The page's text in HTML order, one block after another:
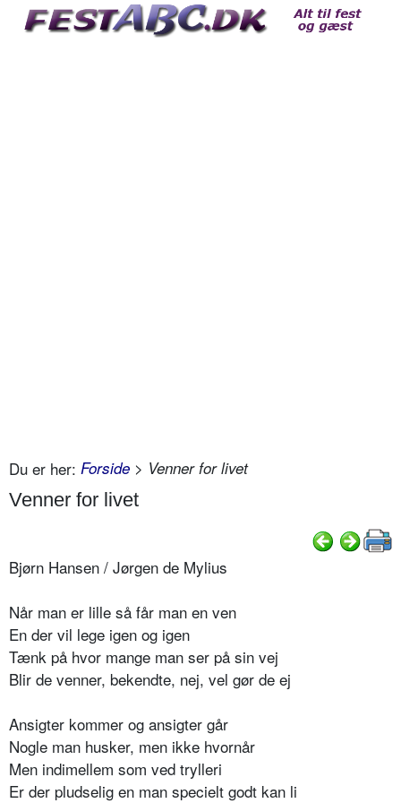
Du er her: Forside > Venner for livet
Venner for livet
Bjørn Hansen / Jørgen de Mylius
Når man er lille så får man en ven
En der vil lege igen og igen
Tænk på hvor mange man ser på sin vej
Blir de venner, bekendte, nej, vel gør de ej
Ansigter kommer og ansigter går
Nogle man husker, men ikke hvornår
Men indimellem som ved trylleri
Er der pludselig en man specielt godt kan li